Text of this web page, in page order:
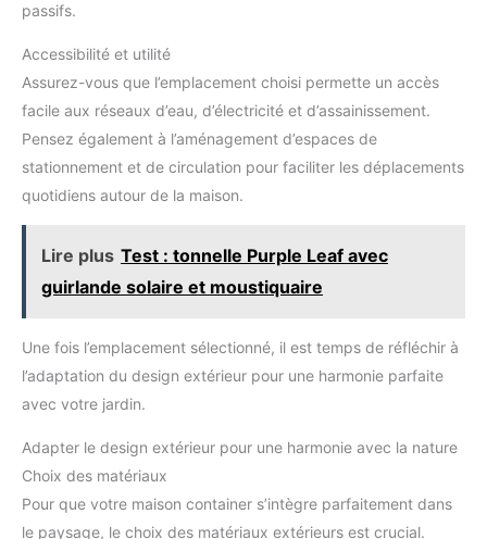
passifs.
Accessibilité et utilité
Assurez-vous que l’emplacement choisi permette un accès
facile aux réseaux d’eau, d’électricité et d’assainissement.
Pensez également à l’aménagement d’espaces de
stationnement et de circulation pour faciliter les déplacements
quotidiens autour de la maison.
Lire plus Test : tonnelle Purple Leaf avec
guirlande solaire et moustiquaire
Une fois l’emplacement sélectionné, il est temps de réfléchir à
l’adaptation du design extérieur pour une harmonie parfaite
avec votre jardin.
Adapter le design extérieur pour une harmonie avec la nature
Choix des matériaux
Pour que votre maison container s’intègre parfaitement dans
le paysage, le choix des matériaux extérieurs est crucial.